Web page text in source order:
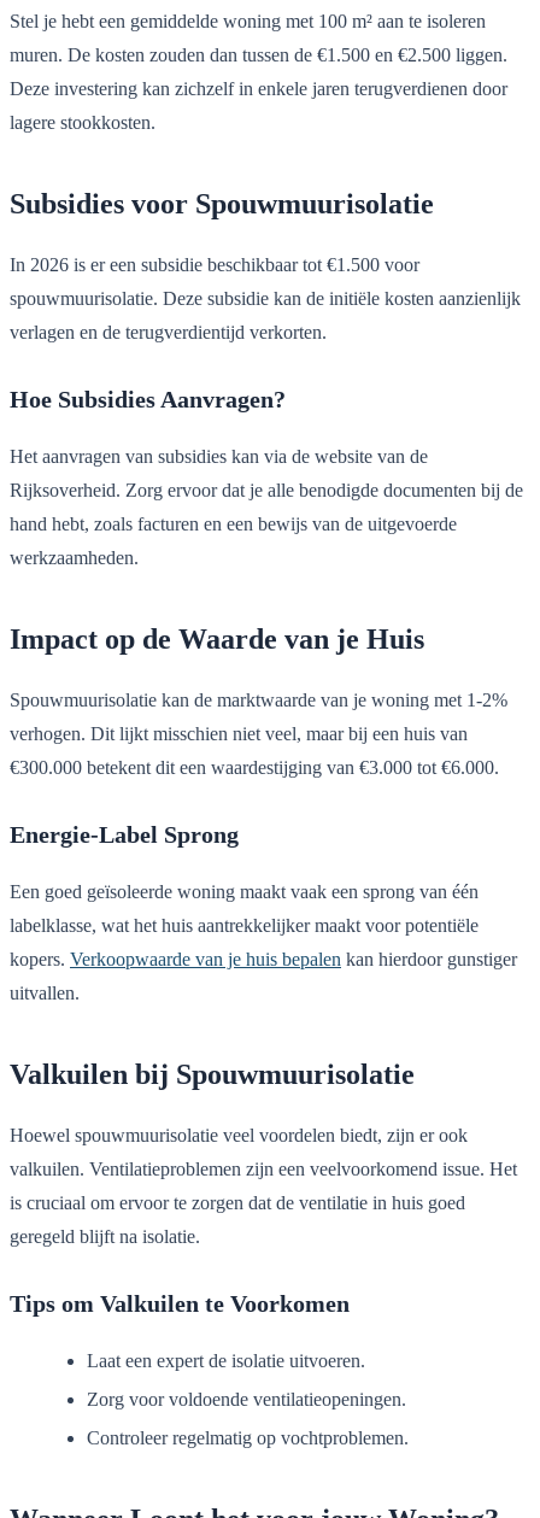
Stel je hebt een gemiddelde woning met 100 m² aan te isoleren
muren. De kosten zouden dan tussen de €1.500 en €2.500 liggen.
Deze investering kan zichzelf in enkele jaren terugverdienen door
lagere stookkosten.
Subsidies voor Spouwmuurisolatie
In 2026 is er een subsidie beschikbaar tot €1.500 voor
spouwmuurisolatie. Deze subsidie kan de initiële kosten aanzienlijk
verlagen en de terugverdientijd verkorten.
Hoe Subsidies Aanvragen?
Het aanvragen van subsidies kan via de website van de
Rijksoverheid. Zorg ervoor dat je alle benodigde documenten bij de
hand hebt, zoals facturen en een bewijs van de uitgevoerde
werkzaamheden.
Impact op de Waarde van je Huis
Spouwmuurisolatie kan de marktwaarde van je woning met 1-2%
verhogen. Dit lijkt misschien niet veel, maar bij een huis van
€300.000 betekent dit een waardestijging van €3.000 tot €6.000.
Energie-Label Sprong
Een goed geïsoleerde woning maakt vaak een sprong van één
labelklasse, wat het huis aantrekkelijker maakt voor potentiële
kopers. Verkoopwaarde van je huis bepalen kan hierdoor gunstiger
uitvallen.
Valkuilen bij Spouwmuurisolatie
Hoewel spouwmuurisolatie veel voordelen biedt, zijn er ook
valkuilen. Ventilatieproblemen zijn een veelvoorkomend issue. Het
is cruciaal om ervoor te zorgen dat de ventilatie in huis goed
geregeld blijft na isolatie.
Tips om Valkuilen te Voorkomen
Laat een expert de isolatie uitvoeren.
Zorg voor voldoende ventilatieopeningen.
Controleer regelmatig op vochtproblemen.